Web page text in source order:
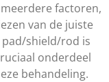
factoren,
van de juiste
shield/rod is
onderdeel
behandeling.